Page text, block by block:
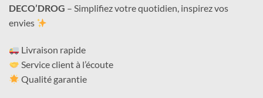
DECO’DROG – Simplifiez votre quotidien, inspirez vos
envies
Livraison rapide
Service client à l’écoute
Qualité garantie